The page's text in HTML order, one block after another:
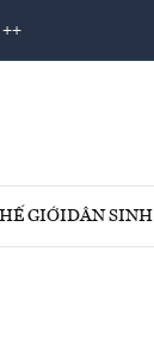
GIỚIDÂN SINH